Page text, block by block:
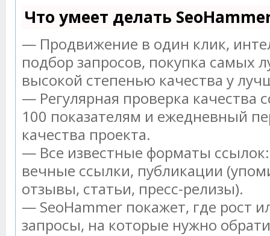
Что умеет делать
— Продвижение в один клик,
подбор запросов, покупка самых
высокой степенью качества у
— Регулярная проверка качества
100 показателям и ежедневный
качества проекта.
— Все известные форматы
вечные ссылки, публикации
отзывы, статьи, пресс-релизы).
— SeoHammer покажет, где рост
запросы, на которые нужно